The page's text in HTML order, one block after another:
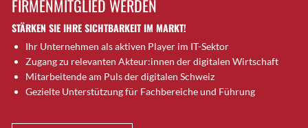
Brugg AG
Brütten
Bubendorf
Bubikon
Buchs (SG)
Bäretswil
FIRMENMITGLIED WERDEN
STÄRKEN SIE IHRE SICHTBARKEIT IM MARKT!
Ihr Unternehmen als aktiven Player im IT-Sektor
Zugang zu relevanten Akteur:innen der digitalen Wirtschaft
Mitarbeitende am Puls der digitalen Schweiz
Gezielte Unterstützung für Fachbereiche und Führung